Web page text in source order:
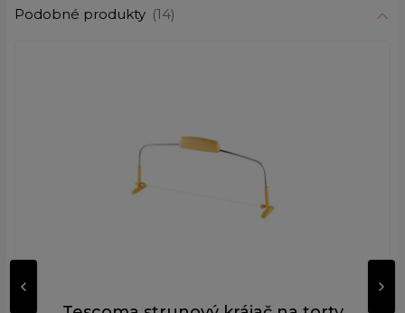
Podobné produkty (14)